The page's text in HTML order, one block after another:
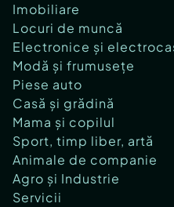
Imobiliare
Locuri de muncă
Electronice și
Modă și frumusețe
Piese auto
Casă și grădină
Mama și copilul
Sport, timp liber, artă
Animale de companie
Agro și Industrie
Servicii